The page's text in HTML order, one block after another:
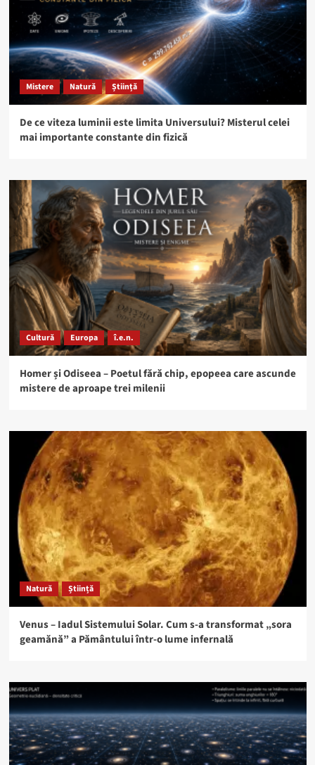
Mistere Natură Știință
De ce viteza luminii este limita Universului? Misterul celei
mai importante constante din fizică
Cultură Europa î.e.n.
Homer și Odiseea – Poetul fără chip, epopeea care ascunde
mistere de aproape trei milenii
Natură Știință
Venus – Iadul Sistemului Solar. Cum s-a transformat „sora
geamănă” a Pământului într-o lume infernală